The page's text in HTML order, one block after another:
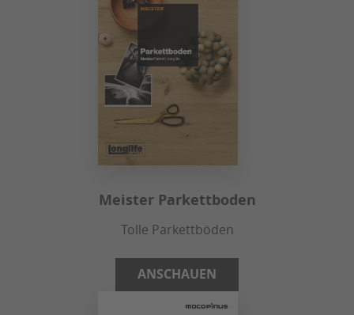
Meister Parkettboden
Tolle Parkettböden
ANSCHAUEN